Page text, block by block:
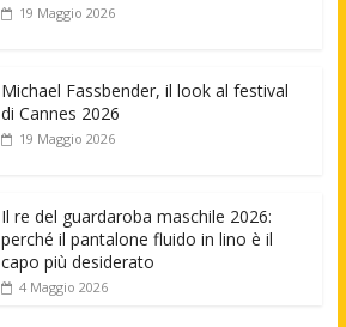
19 Maggio 2026
Michael Fassbender, il look al festival
di Cannes 2026
19 Maggio 2026
Il re del guardaroba maschile 2026:
perché il pantalone fluido in lino è il
capo più desiderato
4 Maggio 2026